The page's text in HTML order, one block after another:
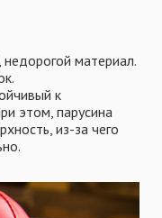
материал.
к
этом, парусина
из-за чего